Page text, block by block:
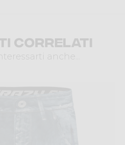
correlati
anche...